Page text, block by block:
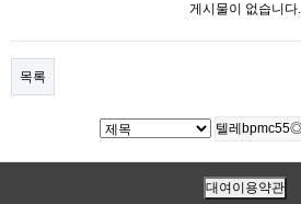
게시물이 없습니다.
목록
대여이용약관